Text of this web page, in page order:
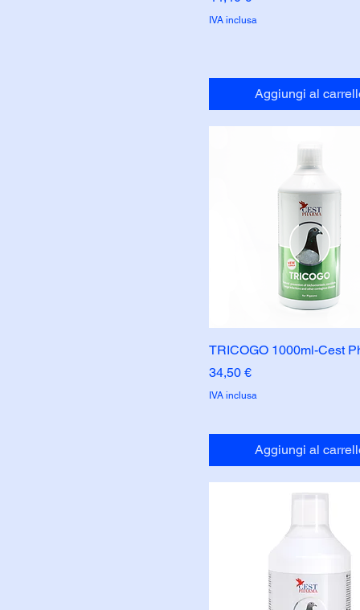
IVA inclusa
Aggiungi al
TRICOGO 1000ml-Cest
Prezzo
34,50 €
IVA inclusa
Aggiungi al